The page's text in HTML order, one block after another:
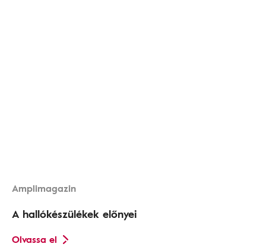
Amplimagazin
A hallókészülékek előnyei
Olvassa el